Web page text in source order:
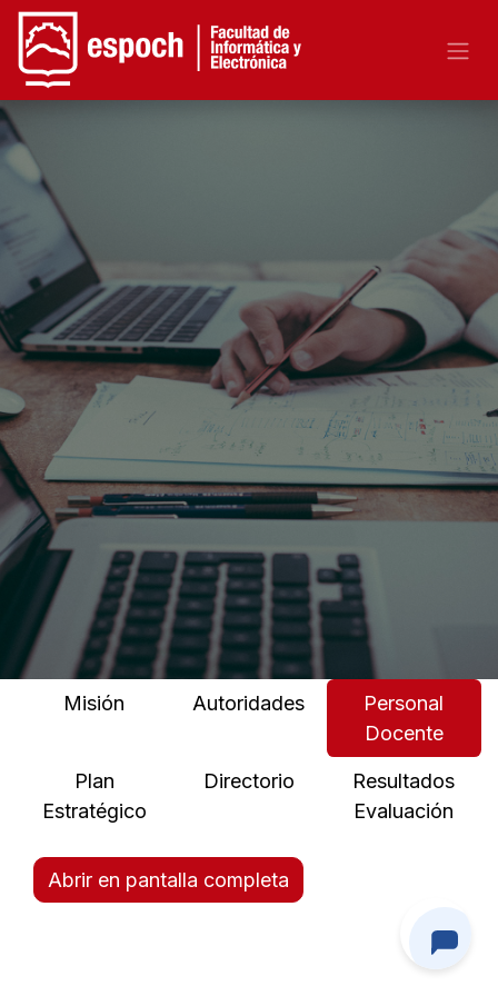
Misión Autoridades
Personal
Docente
Plan
Estratégico
Directorio
Resultados
Evaluación
Abrir en pantalla completa